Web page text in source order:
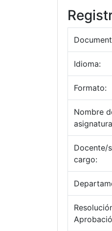
Idioma:
Formato:
Nombre
Docente/
cargo: